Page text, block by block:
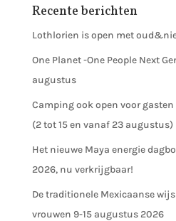
Recente berichten
Lothlorien is open met
One Planet -One People Next
augustus
Camping ook open voor
(2 tot 15 en vanaf 23 augustus)
Het nieuwe Maya energie
2026, nu verkrijgbaar!
De traditionele Mexicaanse
vrouwen 9-15 augustus 2026